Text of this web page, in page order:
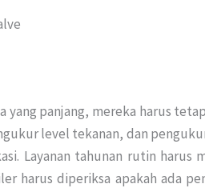
panjang, mereka harus
level tekanan, dan
Layanan tahunan rutin
harus diperiksa apakah ada